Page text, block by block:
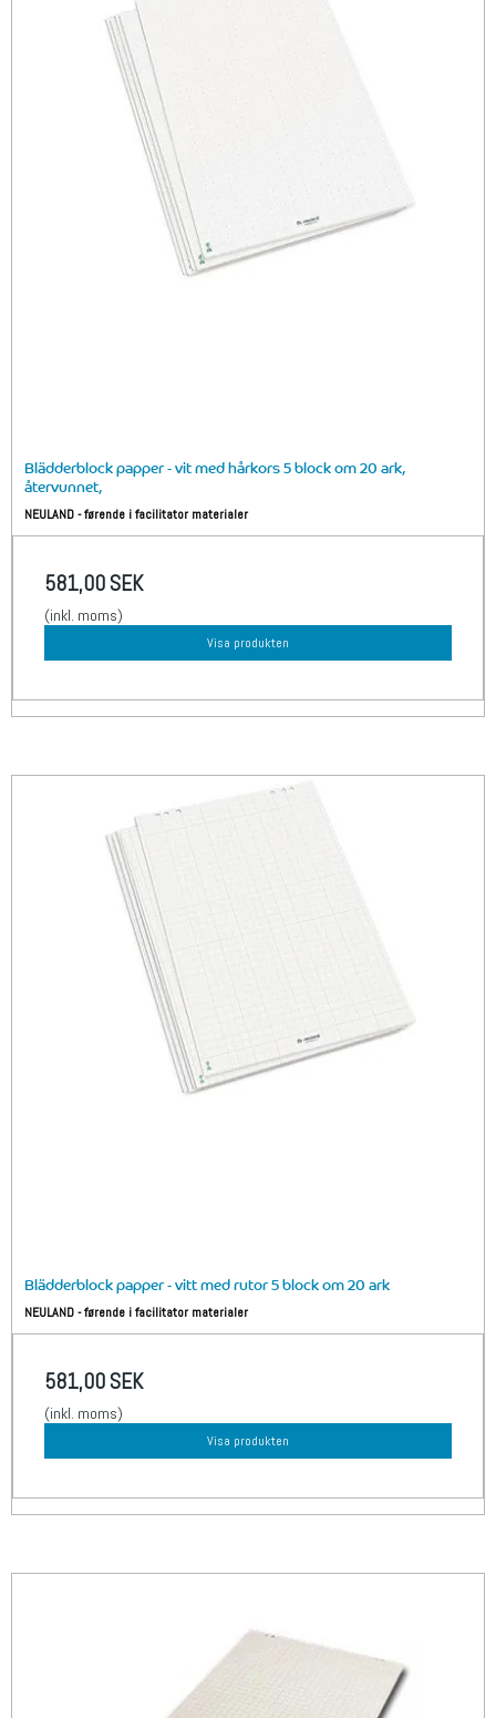
Blädderblock papper - vit med hårkors 5 block om 20 ark,
återvunnet,
NEULAND - førende i facilitator materialer
581,00 SEK
(inkl. moms)
Visa produkten
Blädderblock papper - vitt med rutor 5 block om 20 ark
NEULAND - førende i facilitator materialer
581,00 SEK
(inkl. moms)
Visa produkten